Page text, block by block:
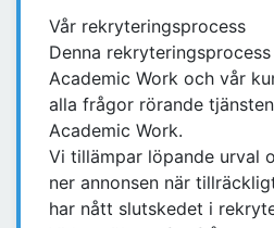
Vår rekryteringsprocess
Denna
Academic Work och vår
alla frågor rörande
Academic Work.
Vi tillämpar löpande urval
ner annonsen när
har nått slutskedet i